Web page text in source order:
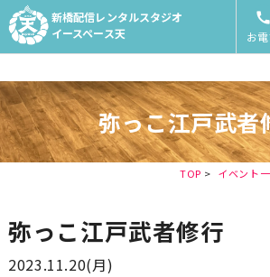
新橋配信レンタルスタジオ
イースペース天
お
弥っこ江戸武者
TOP > イベント
弥っこ江戸武者修行
2023.11.20(月)